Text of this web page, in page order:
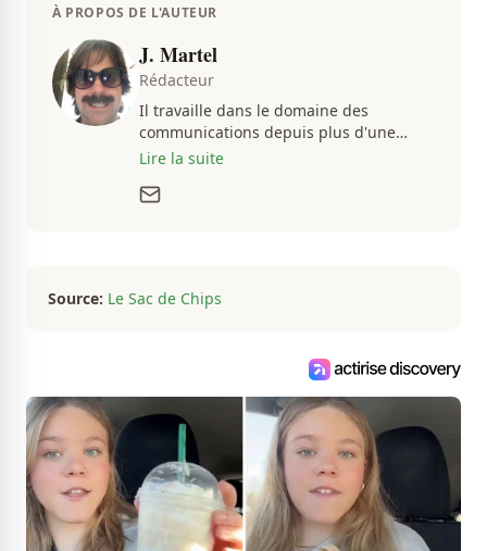
À PROPOS DE L'AUTEUR
J. Martel
Rédacteur
Il travaille dans le domaine des
communications depuis plus d'une
dizaine d'années, en plus d'être
actualités. Autant intéressé par les
Lire la suite
Source: Le Sac de Chips